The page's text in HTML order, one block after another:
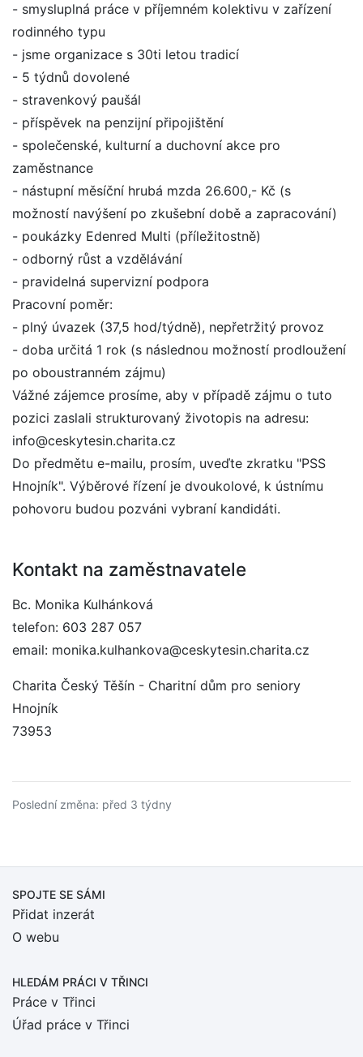
- smysluplná práce v příjemném kolektivu v zařízení
rodinného typu
- jsme organizace s 30ti letou tradicí
- 5 týdnů dovolené
- stravenkový paušál
- příspěvek na penzijní připojištění
- společenské, kulturní a duchovní akce pro
zaměstnance
- nástupní měsíční hrubá mzda 26.600,- Kč (s
možností navýšení po zkušební době a zapracování)
- poukázky Edenred Multi (příležitostně)
- odborný růst a vzdělávání
- pravidelná supervizní podpora
Pracovní poměr:
- plný úvazek (37,5 hod/týdně), nepřetržitý provoz
- doba určitá 1 rok (s následnou možností prodloužení
po oboustranném zájmu)
Vážné zájemce prosíme, aby v případě zájmu o tuto
pozici zaslali strukturovaný životopis na adresu:
info@ceskytesin.charita.cz
Do předmětu e-mailu, prosím, uveďte zkratku "PSS
Hnojník". Výběrové řízení je dvoukolové, k ústnímu
pohovoru budou pozváni vybraní kandidáti.
Kontakt na zaměstnavatele
Bc. Monika Kulhánková
telefon: 603 287 057
email: monika.kulhankova@ceskytesin.charita.cz
Charita Český Těšín - Charitní dům pro seniory
Hnojník
73953
Poslední změna: před 3 týdny
SPOJTE SE SÁMI
Přidat inzerát
O webu
HLEDÁM PRÁCI V TŘINCI
Práce v Třinci
Úřad práce v Třinci